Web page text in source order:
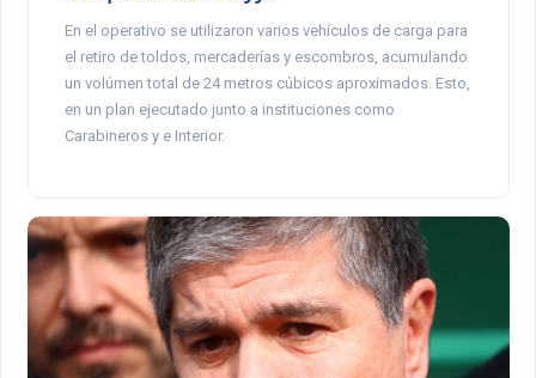
En el operativo se utilizaron varios vehículos de carga para
el retiro de toldos, mercaderías y escombros, acumulando
un volúmen total de 24 metros cúbicos aproximados. Esto,
en un plan ejecutado junto a instituciones como
Carabineros y e Interior.